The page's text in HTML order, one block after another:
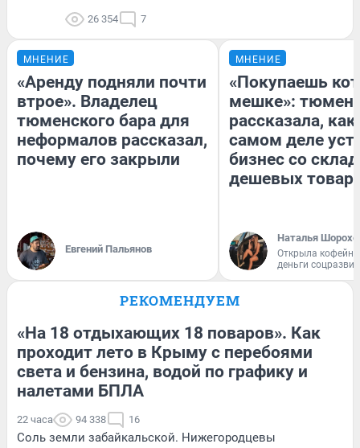
26 354 7
МНЕНИЕ
«Аренду подняли почти
втрое». Владелец
тюменского бара для
неформалов рассказал,
почему его закрыли
Евгений Пальянов
МНЕНИЕ
«Покупаешь
мешке»:
рассказала, как
самом деле
бизнес со
дешевых
Наталья
Открыла
деньги
РЕКОМЕНДУЕМ
«На 18 отдыхающих 18 поваров». Как
проходит лето в Крыму с перебоями
света и бензина, водой по графику и
налетами БПЛА
22 часа 94 338 16
Соль земли забайкальской. Нижегородцевы